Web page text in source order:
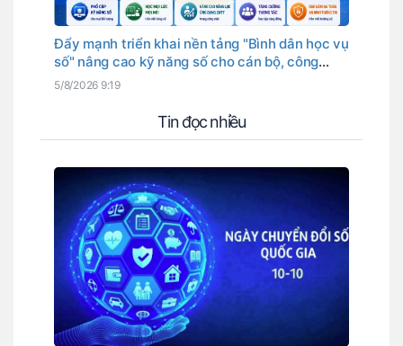
Đẩy mạnh triển khai nền tảng "Bình dân học vụ
số" nâng cao kỹ năng số cho cán bộ, công
chức, viên chức và người lao động
5/8/2026 9:19
Tin đọc nhiều